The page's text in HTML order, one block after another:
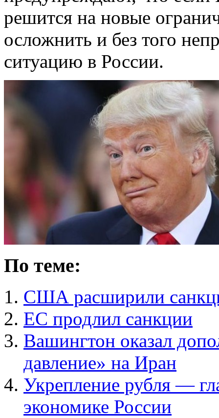
решится на новые
осложнить и без того
ситуацию в России.
По теме:
США расширили
ЕС продлил санкции
Вашингтон оказал
давление» на Иран
Укрепление рубля —
экономике России